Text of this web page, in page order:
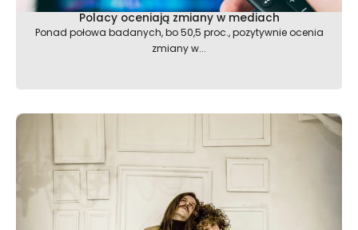
Polacy oceniają zmiany w mediach
Ponad połowa badanych, bo 50,5 proc., pozytywnie ocenia
zmiany w...